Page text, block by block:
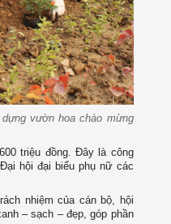
vườn hoa chào mừng
triệu đồng. Đây là công
hội đại biểu phụ nữ các
nhiệm của cán bộ, hội
– sạch – đẹp, góp phần